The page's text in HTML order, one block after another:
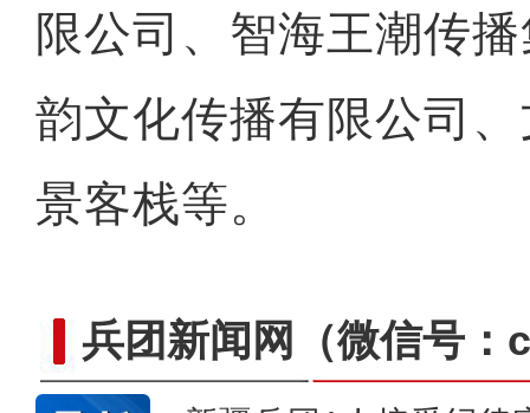
限公司、智海王潮传
韵文化传播有限公司
景客栈等。
兵团新闻网 （微信号
庆祝兵团成立70周年主题宣